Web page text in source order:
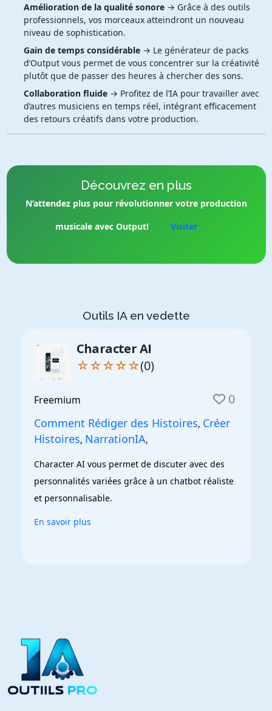
Amélioration de la qualité sonore→ Grâce à des outils
professionnels, vos morceaux atteindront un nouveau
niveau de sophistication.
Gain de temps considérable→ Le générateur de packs
d’Output vous permet de vous concentrer sur la créativité
plutôt que de passer des heures à chercher des sons.
Collaboration fluide→ Profitez de l’IA pour travailler avec
d’autres musiciens en temps réel, intégrant efficacement
des retours créatifs dans votre production.
Découvrez en plus
N’attendez plus pour révolutionner votre production
musicale avec Output!
Visiter
Outils IA en vedette
Character AI
☆☆☆☆☆(0)
Freemium 0
Comment Rédiger des Histoires, Créer
Histoires, NarrationIA,
Character AI vous permet de discuter avec des
personnalités variées grâce à un chatbot réaliste
et personnalisable.
En savoir plus